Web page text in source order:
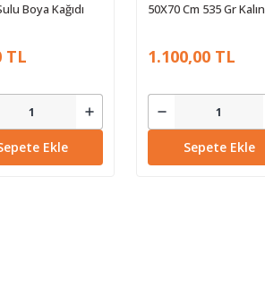
Boya Kağıdı
TL
Ekle
50X70 Cm 535 Gr Kalın
1.100,00 TL
Sepete Ekle